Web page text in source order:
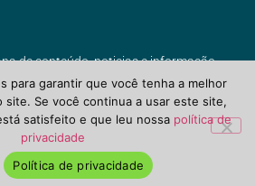
de conteúdo, noticias e informação
e diversas soluções para você ou
©2021 Todos Direitos Reservados.
DE USO & COOKIES
para garantir que você tenha a melhor
site. Se você continua a usar este site,
satisfeito e que leu nossa política de
privacidade
Política de privacidade